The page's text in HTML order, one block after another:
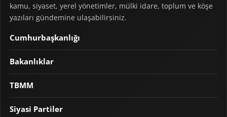
kamu, siyaset, yerel yönetimler, mülki idare, toplum ve köşe
yazıları gündemine ulaşabilirsiniz.
Cumhurbaşkanlığı
Bakanlıklar
TBMM
Siyasi Partiler